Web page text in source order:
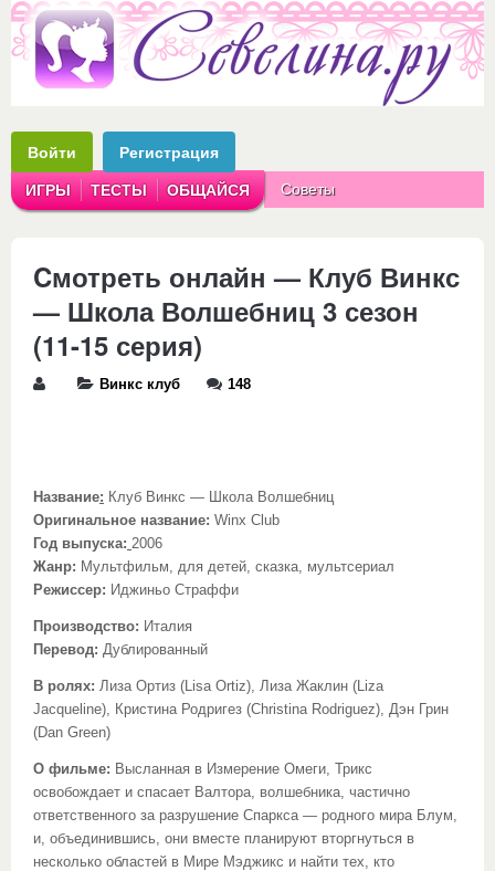
Войти Регистрация
ИГРЫ ТЕСТЫ ОБЩАЙСЯ Советы
Cмотреть онлайн — Клуб Винкс
— Школа Волшебниц 3 сезон
(11-15 серия)
Винкс клуб 148
Название: Клуб Винкс — Школа Волшебниц
Оригинальное название: Winx Club
Год выпуска: 2006
Жанр: Мультфильм, для детей, сказка, мультсериал
Режиссер: Иджиньо Страффи
Производство: Италия
Перевод: Дублированный
В ролях: Лиза Ортиз (Lisa Ortiz), Лиза Жаклин (Liza
Jacqueline), Кристина Родригез (Christina Rodriguez), Дэн Грин
(Dan Green)
О фильме: Высланная в Измерение Омеги, Трикс
освобождает и спасает Валтора, волшебника, частично
ответственного за разрушение Спаркса — родного мира Блум,
и, объединившись, они вместе планируют вторгнуться в
несколько областей в Мире Мэджикс и найти тех, кто